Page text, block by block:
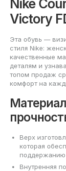
Nike
Victory
Эта обувь —
стиля Nike:
качественные
деталям и
топом продаж
комфорт на
Верх
которая
поддержанию
Внутренняя